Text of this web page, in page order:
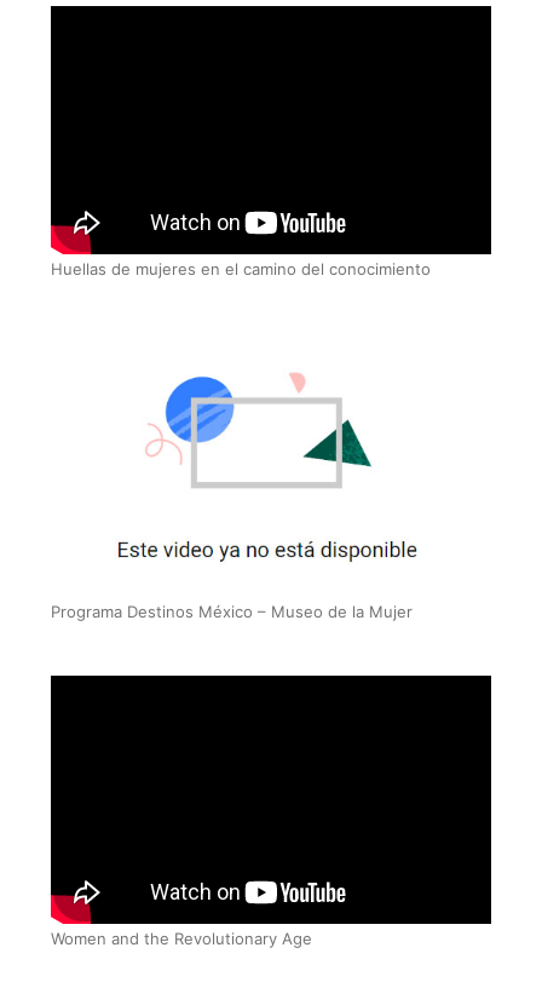
Huellas de mujeres en el camino del conocimiento
Programa Destinos México – Museo de la Mujer
Women and the Revolutionary Age